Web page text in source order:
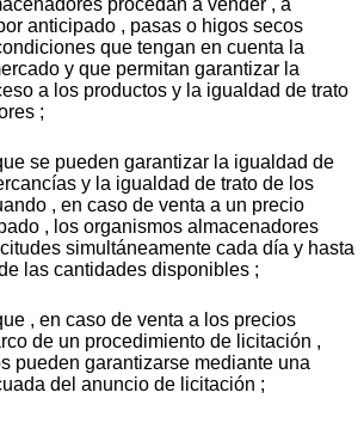
procedan a vender , a
anticipado , pasas o higos secos
que tengan en cuenta la
y que permitan garantizar la
a los productos y la igualdad de trato
;
se pueden garantizar la igualdad de
y la igualdad de trato de los
, en caso de venta a un precio
, los organismos almacenadores
simultáneamente cada día y hasta
las cantidades disponibles ;
, en caso de venta a los precios
de un procedimiento de licitación ,
pueden garantizarse mediante una
del anuncio de licitación ;